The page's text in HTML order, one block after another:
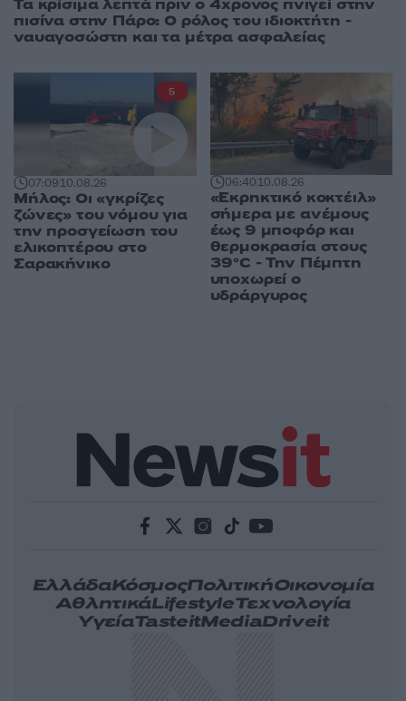
Τα κρίσιμα λεπτά πριν ο 4χρονος πνιγεί στην
πισίνα στην Πάρο: Ο ρόλος του ιδιοκτήτη -
ναυαγοσώστη και τα μέτρα ασφαλείας
07:0910.08.26
Μήλος: Οι «γκρίζες
ζώνες» του νόμου για
την προσγείωση του
ελικοπτέρου στο
Σαρακήνικο
5
06:4010.08.26
«Εκρηκτικό κοκτέιλ»
σήμερα με ανέμους
έως 9 μποφόρ και
θερμοκρασία στους
39°C - Την Πέμπτη
υποχωρεί ο
υδράργυρος
ΕλλάδαΚόσμοςΠολιτικήΟικονομία
ΑθλητικάLifestyleΤεχνολογία
ΥγείαTasteitMediaDriveit